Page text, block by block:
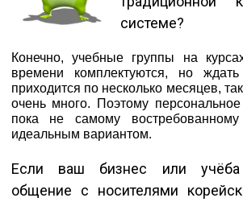
системе?
Конечно, учебные группы на
времени комплектуются, но
приходится по несколько месяцев,
очень много. Поэтому
пока не самому
идеальным вариантом.
Если ваш бизнес или учёба
общение с носителями